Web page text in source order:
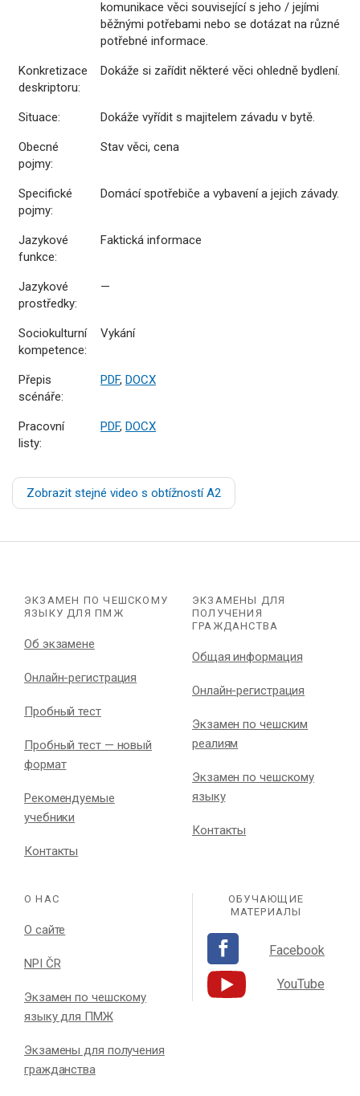
komunikace věci související s jeho / jejími
běžnými potřebami nebo se dotázat na různé
potřebné informace.
Konkretizace
deskriptoru:
Dokáže si zařídit některé věci ohledně bydlení.
Situace: Dokáže vyřídit s majitelem závadu v bytě.
Obecné
pojmy:
Stav věci, cena
Specifické
pojmy:
Domácí spotřebiče a vybavení a jejich závady.
Jazykové
funkce:
Faktická informace
Jazykové
prostředky:
—
Sociokulturní
kompetence:
Vykání
Přepis
scénáře:
PDF, DOCX
Pracovní
listy:
PDF, DOCX
Zobrazit stejné video s obtížností A2
ЭКЗАМЕН ПО ЧЕШСКОМУ
ЯЗЫКУ ДЛЯ ПМЖ
Об экзамене
Онлайн-регистрация
Пробный тест
Пробный тест — новый
формат
Рекомендуемые
учебники
Контакты
ЭКЗАМЕНЫ ДЛЯ
ПОЛУЧЕНИЯ
ГРАЖДАНСТВА
Общая информация
Онлайн-регистрация
Экзамен по чешским
реалиям
Экзамен по чешскому
языку
Контакты
О НАС
О сайте
NPI ČR
Экзамен по чешскому
языку для ПМЖ
Экзамены для получения
гражданства
ОБУЧАЮЩИЕ
МАТЕРИАЛЫ
Facebook
YouTube